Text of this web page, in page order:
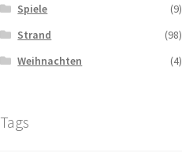
Spiele
(9)
Strand
(98)
Weihnachten
(4)
Tags